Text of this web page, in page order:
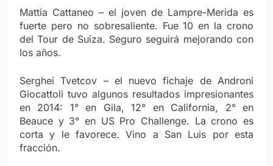
Mattia Cattaneo – el joven de Lampre-Merida es
fuerte pero no sobresaliente. Fue 10 en la crono
del Tour de Suiza. Seguro seguirá mejorando con
los años.
Serghei Tvetcov – el nuevo fichaje de Androni
Giocattoli tuvo algunos resultados impresionantes
en 2014: 1° en Gila, 12° en California, 2° en
Beauce y 3° en US Pro Challenge. La crono es
corta y le favorece. Vino a San Luis por esta
fracción.